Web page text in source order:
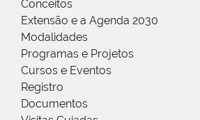
Conceitos
Extensão e a Agenda 2030
Modalidades
Programas e Projetos
Cursos e Eventos
Registro
Documentos